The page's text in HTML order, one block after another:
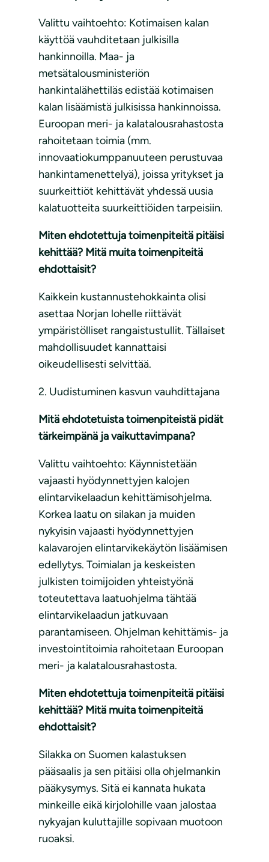
Valittu vaihtoehto: Kotimaisen kalan
käyttöä vauhditetaan julkisilla
hankinnoilla. Maa- ja
metsätalousministeriön
hankintalähettiläs edistää kotimaisen
kalan lisäämistä julkisissa hankinnoissa.
Euroopan meri- ja kalatalousrahastosta
rahoitetaan toimia (mm.
innovaatiokumppanuuteen perustuvaa
hankintamenettelyä), joissa yritykset ja
suurkeittiöt kehittävät yhdessä uusia
kalatuotteita suurkeittiöiden tarpeisiin.
Miten ehdotettuja toimenpiteitä pitäisi
kehittää? Mitä muita toimenpiteitä
ehdottaisit?
Kaikkein kustannustehokkainta olisi
asettaa Norjan lohelle riittävät
ympäristölliset rangaistustullit. Tällaiset
mahdollisuudet kannattaisi
oikeudellisesti selvittää.
2. Uudistuminen kasvun vauhdittajana
Mitä ehdotetuista toimenpiteistä pidät
tärkeimpänä ja vaikuttavimpana?
Valittu vaihtoehto: Käynnistetään
vajaasti hyödynnettyjen kalojen
elintarvikelaadun kehittämisohjelma.
Korkea laatu on silakan ja muiden
nykyisin vajaasti hyödynnettyjen
kalavarojen elintarvikekäytön lisäämisen
edellytys. Toimialan ja keskeisten
julkisten toimijoiden yhteistyönä
toteutettava laatuohjelma tähtää
elintarvikelaadun jatkuvaan
parantamiseen. Ohjelman kehittämis- ja
investointitoimia rahoitetaan Euroopan
meri- ja kalatalousrahastosta.
Miten ehdotettuja toimenpiteitä pitäisi
kehittää? Mitä muita toimenpiteitä
ehdottaisit?
Silakka on Suomen kalastuksen
pääsaalis ja sen pitäisi olla ohjelmankin
pääkysymys. Sitä ei kannata hukata
minkeille eikä kirjolohille vaan jalostaa
nykyajan kuluttajille sopivaan muotoon
ruoaksi.